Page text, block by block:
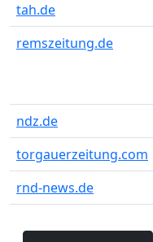
tah.de
remszeitung.de
ndz.de
torgauerzeitung.com
rnd-news.de